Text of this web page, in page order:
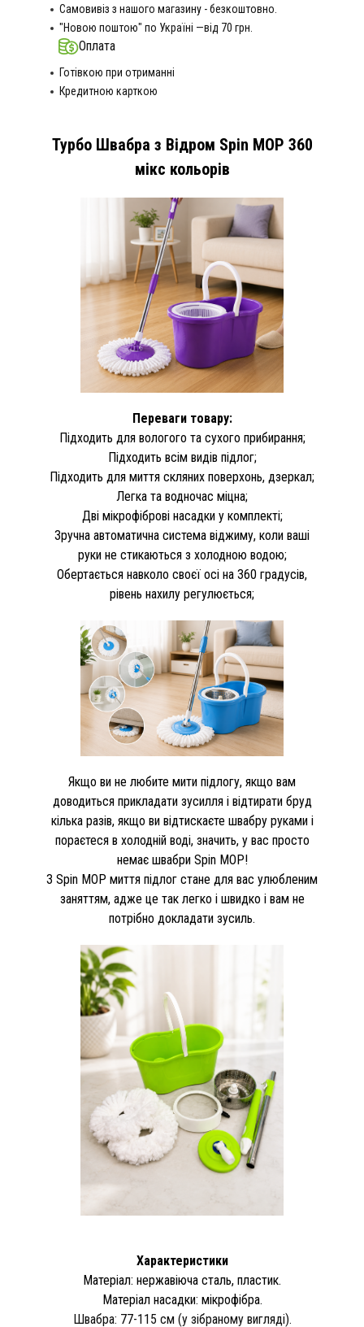
Самовивіз з нашого магазину - безкоштовно.
"Новою поштою" по Україні —від 70 грн.
Оплата
Готівкою при отриманні
Кредитною карткою
Турбо Швабра з Відром Spin MOP 360
мікс кольорів
Переваги товару:
Підходить для вологого та сухого прибирання;
Підходить всім видів підлог;
Підходить для миття скляних поверхонь, дзеркал;
Легка та водночас міцна;
Дві мікрофіброві насадки у комплекті;
Зручна автоматична система віджиму, коли ваші
руки не стикаються з холодною водою;
Обертається навколо своєї осі на 360 градусів,
рівень нахилу регулюється;
Якщо ви не любите мити підлогу, якщо вам
доводиться прикладати зусилля і відтирати бруд
кілька разів, якщо ви відтискаєте швабру руками і
пораєтеся в холодній воді, значить, у вас просто
немає швабри Spin MOP!
З Spin MOP миття підлог стане для вас улюбленим
заняттям, адже це так легко і швидко і вам не
потрібно докладати зусиль.
Характеристики
Матеріал: нержавіюча сталь, пластик.
Матеріал насадки: мікрофібра.
Швабра: 77-115 см (у зібраному вигляді).